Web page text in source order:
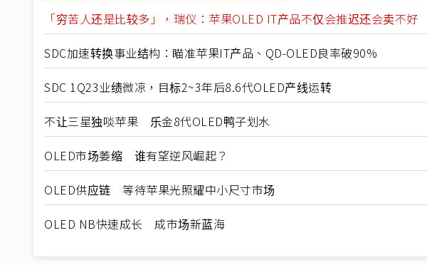
「穷苦人还是比较多」，瑞仪：苹果OLED IT产品不仅会推迟还会卖不好
SDC加速转换事业结构：瞄准苹果IT产品、QD-OLED良率破90%
SDC 1Q23业绩微凉，目标2~3年后8.6代OLED产线运转
不让三星独啖苹果 乐金8代OLED鸭子划水
OLED市场萎缩 谁有望逆风崛起？
OLED供应链 等待苹果光照耀中小尺寸市场
OLED NB快速成长 成市场新蓝海